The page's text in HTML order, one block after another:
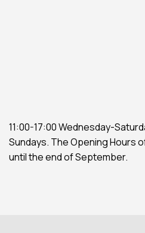
11:00-17:00 Wednesday-
Sundays. The Opening Hours
until the end of September.